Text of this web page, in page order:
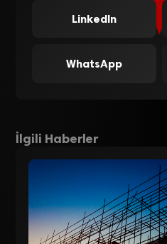
LinkedIn
WhatsApp
İlgili Haberler